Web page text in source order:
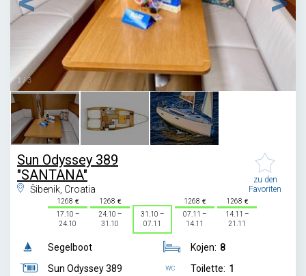
1 /3
Sun Odyssey 389
"SANTANA"
Šibenik, Croatia
zu den
Favoriten
1268
17.10 –
24.10
1268
24.10 –
31.10
31.10 –
07.11
1268
07.11 –
14.11
1268
14.11 –
21.11
Segelboot
Sun Odyssey 389
Kojen: 8
Toilette: 1